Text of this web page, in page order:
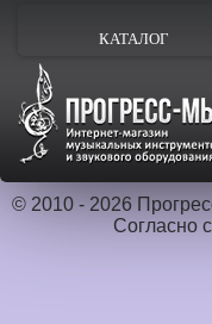
КАТАЛОГ
© 2010 - 2026
Согласно